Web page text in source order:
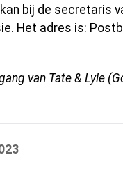
bij de secretaris
Het adres is:
van Tate & Lyle